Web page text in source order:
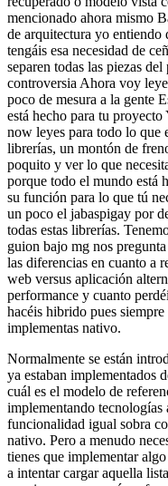
mencionado ahora mismo
de arquitectura yo entiendo
tengáis esa necesidad de
separen todas las piezas
controversia Ahora voy
poco de mesura a la gente
está hecho para tu
now leyes para todo lo que
librerías, un montón de
poquito y ver lo que
porque todo el mundo está
su función para lo que tú
un poco el jabaspigay por
todas estas librerías.
guion bajo mg nos
las diferencias en cuanto a
web versus aplicación
performance y cuanto
hacéis hibrido pues
implementas nativo.
Normalmente se están
ya estaban implementados
cuál es el modelo de
implementando
funcionalidad igual sobra
nativo. Pero a menudo
tienes que implementar
a intentar cargar aquella